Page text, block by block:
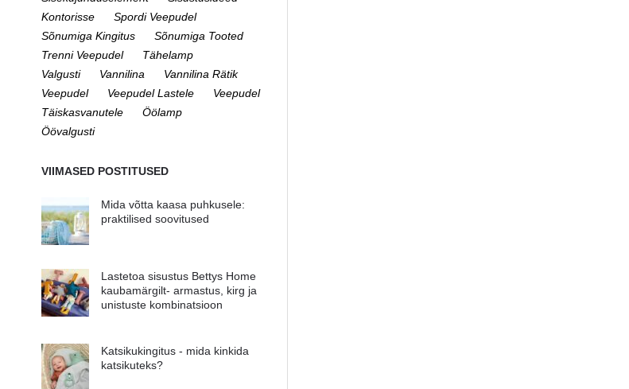
Kontorisse
Spordi Veepudel
Sõnumiga Kingitus
Sõnumiga Tooted
Trenni Veepudel
Tähelamp
Valgusti
Vannilina
Vannilina Rätik
Veepudel
Veepudel Lastele
Veepudel
Täiskasvanutele
Öölamp
Öövalgusti
VIIMASED POSTITUSED
Mida võtta kaasa puhkusele:
praktilised soovitused
Lastetoa sisustus Bettys Home
kaubamärgilt- armastus, kirg ja
unistuste kombinatsioon
Katsikukingitus - mida kinkida
katsikuteks?